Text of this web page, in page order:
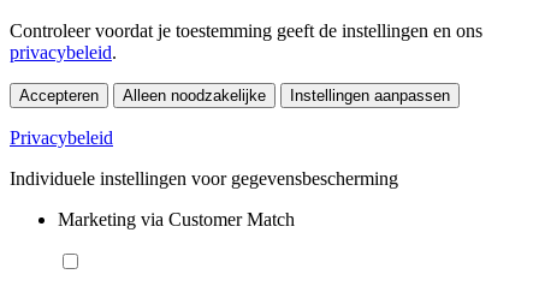
Controleer voordat je toestemming geeft de instellingen en ons
privacybeleid.
Accepteren Alleen noodzakelijke Instellingen aanpassen
Privacybeleid
Individuele instellingen voor gegevensbescherming
Marketing via Customer Match